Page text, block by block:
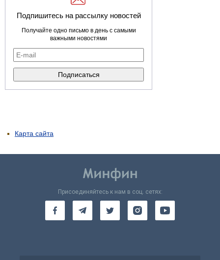
Подпишитесь на рассылку новостей
Получайте одно письмо в день с самыми
важными новостями
Карта сайта
Присоединяйтесь к нам в соц. сетях: